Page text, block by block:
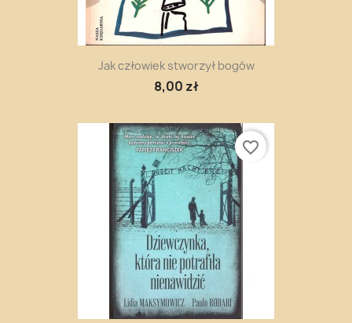
Jak człowiek stworzył bogów
8,00 zł
favorite_border